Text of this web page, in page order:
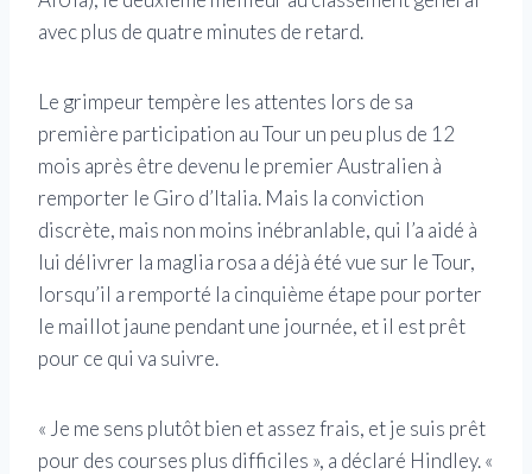
avec plus de quatre minutes de retard.
Le grimpeur tempère les attentes lors de sa
première participation au Tour un peu plus de 12
mois après être devenu le premier Australien à
remporter le Giro d’Italia. Mais la conviction
discrète, mais non moins inébranlable, qui l’a aidé à
lui délivrer la maglia rosa a déjà été vue sur le Tour,
lorsqu’il a remporté la cinquième étape pour porter
le maillot jaune pendant une journée, et il est prêt
pour ce qui va suivre.
« Je me sens plutôt bien et assez frais, et je suis prêt
pour des courses plus difficiles », a déclaré Hindley. «